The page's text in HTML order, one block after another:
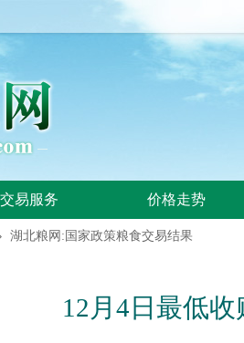
交易服务 价格走势
湖北粮网:国家政策粮食交易结果
12月4日最低